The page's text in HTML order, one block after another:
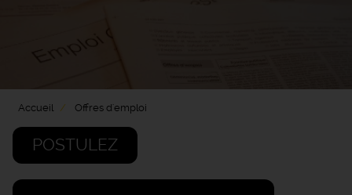
Accueil Offres d'emploi
POSTULEZ